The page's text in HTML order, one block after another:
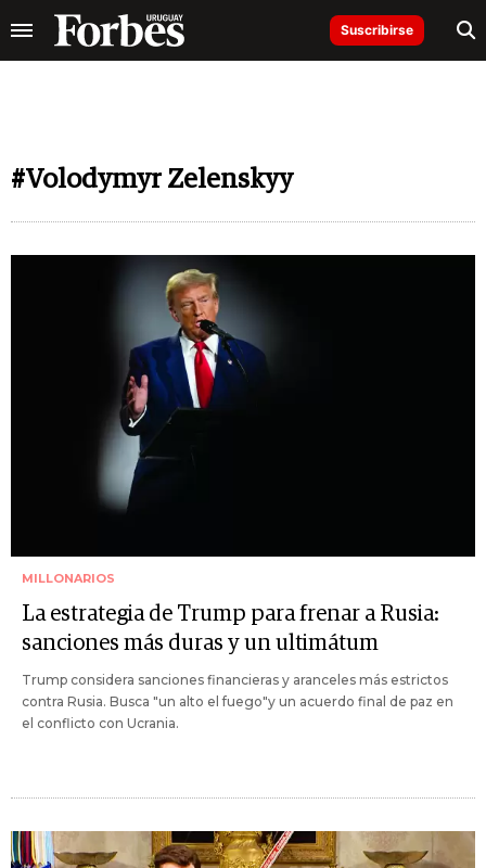
Suscribirse
#Volodymyr Zelenskyy
MILLONARIOS
La estrategia de Trump para frenar a Rusia:
sanciones más duras y un ultimátum
Trump considera sanciones financieras y aranceles más estrictos
contra Rusia. Busca "un alto el fuego"y un acuerdo final de paz en
el conflicto con Ucrania.